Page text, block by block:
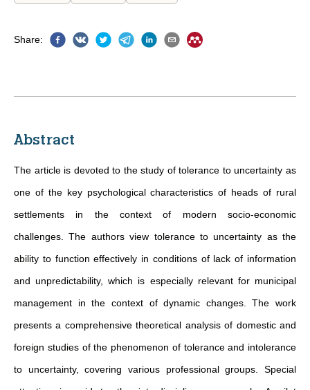
Share:
Abstract
The article is devoted to the study of tolerance to uncertainty as
one of the key psychological characteristics of heads of rural
settlements in the context of modern socio-economic
challenges. The authors view tolerance to uncertainty as the
ability to function effectively in conditions of lack of information
and unpredictability, which is especially relevant for municipal
management in the context of dynamic changes. The work
presents a comprehensive theoretical analysis of domestic and
foreign studies of the phenomenon of tolerance and intolerance
to uncertainty, covering various professional groups. Special